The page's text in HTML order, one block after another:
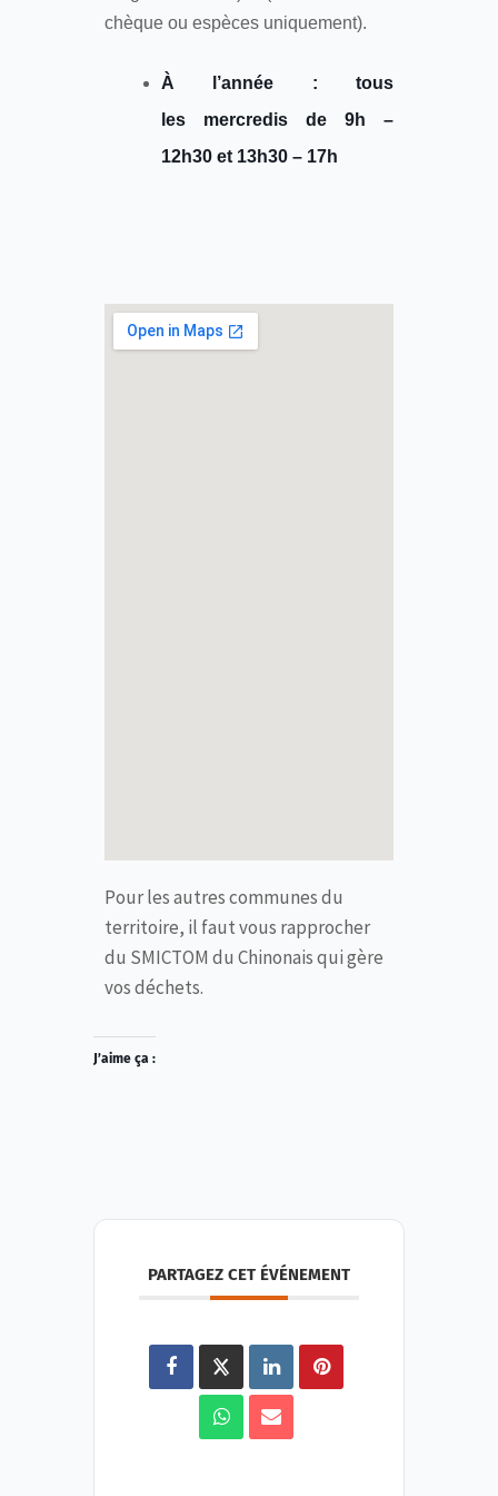
chèque ou espèces uniquement).
À l’année : tous
les mercredis de 9h –
12h30 et 13h30 – 17h
Pour les autres communes du
territoire, il faut vous rapprocher
du SMICTOM du Chinonais qui gère
vos déchets.
J’aime ça :
PARTAGEZ CET ÉVÉNEMENT